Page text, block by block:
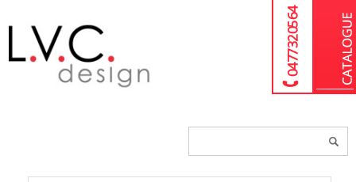
04 77 32 05 64